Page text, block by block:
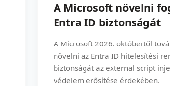
A Microsoft növelni
Entra ID biztonságát
A Microsoft 2026. októbertől
növelni az Entra ID hitelesítési
biztonságát az external script
védelem erősítése érdekében.